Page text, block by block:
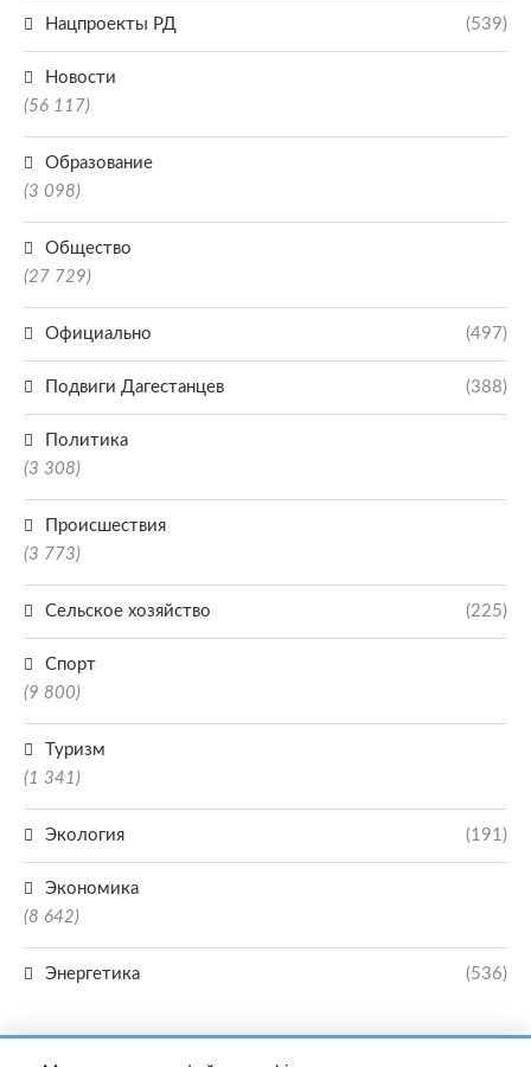
Нацпроекты РД (539)
Новости
(56 117)
Образование
(3 098)
Общество
(27 729)
Официально (497)
Подвиги Дагестанцев (388)
Политика
(3 308)
Происшествия
(3 773)
Сельское хозяйство (225)
Спорт
(9 800)
Туризм
(1 341)
Экология (191)
Экономика
(8 642)
Энергетика (536)